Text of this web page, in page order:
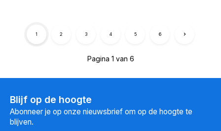
Pagina 1 van 6
1 2 3 4 5 6
Blijf op de hoogte
Abonneer je op onze nieuwsbrief om op de hoogte te
blijven.